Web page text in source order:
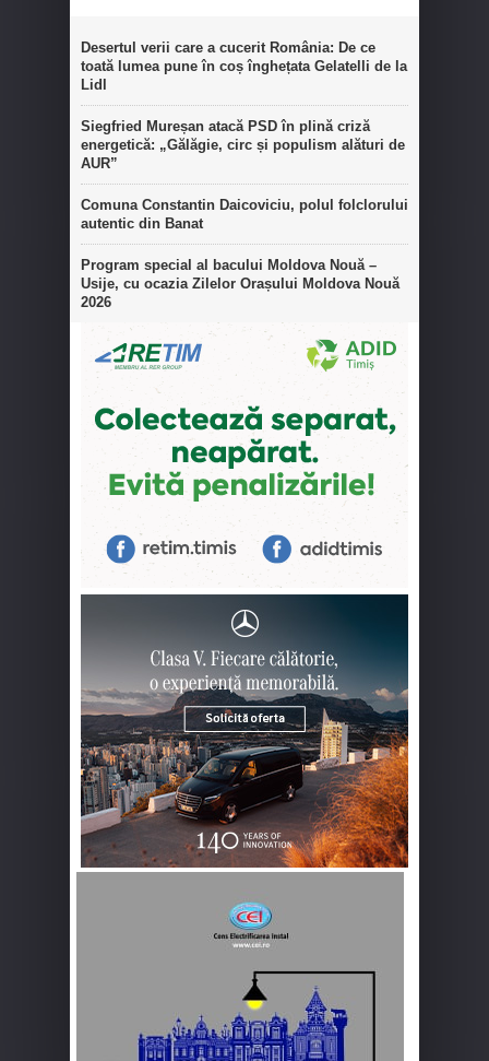
Desertul verii care a cucerit România: De ce
toată lumea pune în coș înghețata Gelatelli de la
Lidl
Siegfried Mureșan atacă PSD în plină criză
energetică: „Gălăgie, circ și populism alături de
AUR”
Comuna Constantin Daicoviciu, polul folclorului
autentic din Banat
Program special al bacului Moldova Nouă –
Usije, cu ocazia Zilelor Orașului Moldova Nouă
2026